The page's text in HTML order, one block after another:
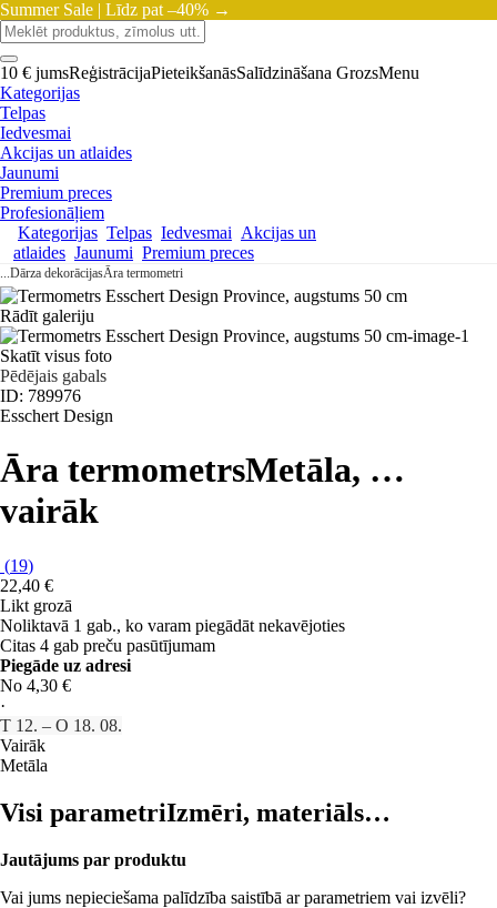
Summer Sale | Līdz pat –40% →
10 € jumsReģistrācijaPieteikšanāsSalīdzināšana GrozsMenu
Kategorijas
Telpas
Iedvesmai
Akcijas un atlaides
Jaunumi
Premium preces
Profesionāļiem
Kategorijas Telpas Iedvesmai Akcijas un
atlaides Jaunumi Premium preces
...Dārza dekorācijasĀra termometri
Rādīt galeriju
Skatīt visus foto
Pēdējais gabals
ID: 789976
Esschert Design
Āra termometrsMetāla, …
vairāk
(19)
22,40 €
Likt grozā
Noliktavā 1 gab., ko varam piegādāt nekavējoties
Citas 4 gab preču pasūtījumam
Piegāde uz adresi
No 4,30 €
·
T 12. – O 18. 08.
Vairāk
Metāla
Visi parametriIzmēri, materiāls…
Jautājums par produktu
Vai jums nepieciešama palīdzība saistībā ar parametriem vai izvēli?